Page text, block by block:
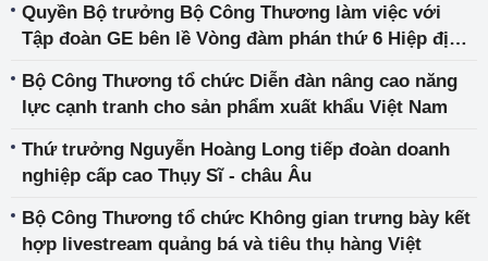
ứng công bằng và cân bằng Việt Nam – Hoa Kỳ
Quyền Bộ trưởng Bộ Công Thương làm việc với
Tập đoàn GE bên lề Vòng đàm phán thứ 6 Hiệp định
Nam – Hoa Kỳ
Bộ Công Thương tổ chức Diễn đàn nâng cao năng
lực cạnh tranh cho sản phẩm xuất khẩu Việt Nam
Thứ trưởng Nguyễn Hoàng Long tiếp đoàn doanh
nghiệp cấp cao Thụy Sĩ - châu Âu
Bộ Công Thương tổ chức Không gian trưng bày kết
hợp livestream quảng bá và tiêu thụ hàng Việt